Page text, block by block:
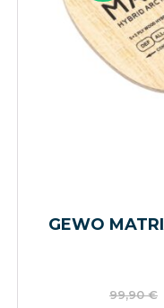
GEWO
99,90€